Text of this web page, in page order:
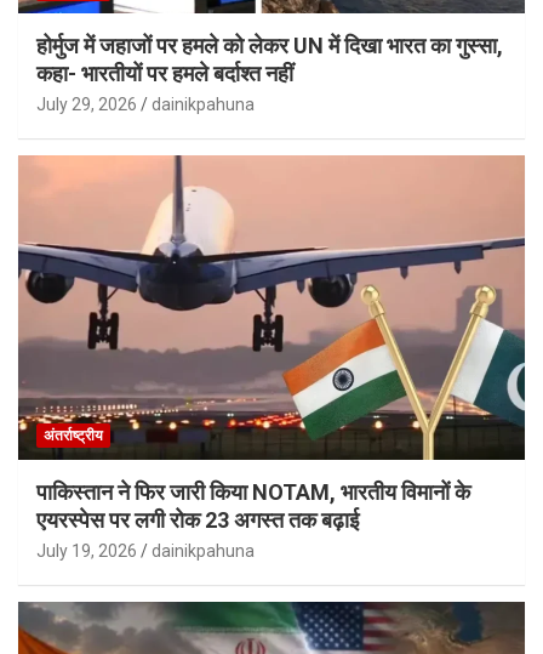
होर्मुज में जहाजों पर हमले को लेकर UN में दिखा भारत का गुस्सा,
कहा- भारतीयों पर हमले बर्दाश्त नहीं
July 29, 2026 dainikpahuna
अंतर्राष्ट्रीय
पाकिस्तान ने फिर जारी किया NOTAM, भारतीय विमानों के
एयरस्पेस पर लगी रोक 23 अगस्त तक बढ़ाई
July 19, 2026 dainikpahuna